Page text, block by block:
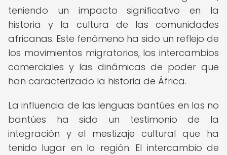
teniendo un impacto significativo en la
historia y la cultura de las comunidades
africanas. Este fenómeno ha sido un reflejo de
los movimientos migratorios, los intercambios
comerciales y las dinámicas de poder que
han caracterizado la historia de África.
La influencia de las lenguas bantúes en las no
bantúes ha sido un testimonio de la
integración y el mestizaje cultural que ha
tenido lugar en la región. El intercambio de